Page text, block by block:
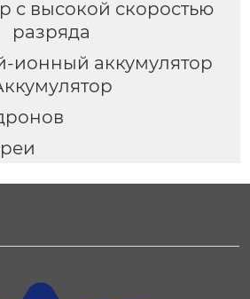
с высокой скоростью
разряда
ионный аккумулятор